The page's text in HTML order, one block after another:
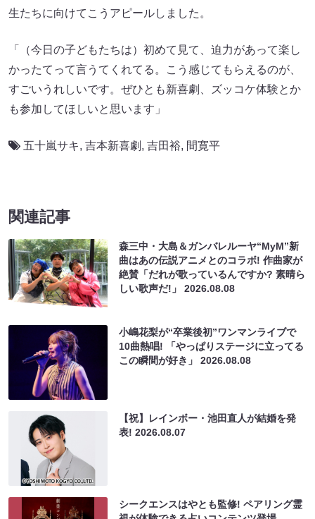
生たちに向けてこうアピールしました。
「（今日の子どもたちは）初めて見て、迫力があって楽し
かったてって言うてくれてる。こう感じてもらえるのが、
すごいうれしいです。ぜひとも新喜劇、ズッコケ体験とか
も参加してほしいと思います」
五十嵐サキ, 吉本新喜劇 , 吉田裕, 間寛平
関連記事
森三中・大島＆ガンバレルーヤ“MyM”新
曲はあの伝説アニメとのコラボ! 作曲家が
絶賛「だれが歌っているんですか? 素晴ら
しい歌声だ!」2026.08.08
小嶋花梨が“卒業後初”ワンマンライブで
10曲熱唱! 「やっぱりステージに立ってる
この瞬間が好き」2026.08.08
【祝】レインボー・池田直人が結婚を発
表!2026.08.07
シークエンスはやとも監修! ペアリング霊